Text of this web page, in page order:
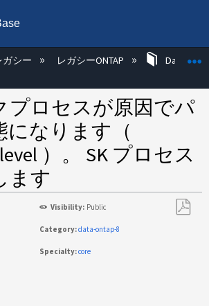
階層を展開/折りたたむ
ガシー レガシーONTAP Data
プロセスが原因でパ
になります（
）。 SK プロセス
ます
Visibility: Public
Category:data-ontap-8
Specialty:core